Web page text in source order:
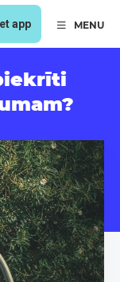
app MENU